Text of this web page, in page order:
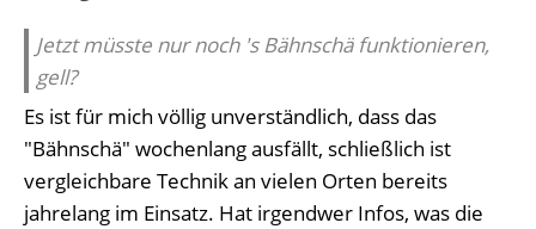
Jetzt müsste nur noch 's Bähnschä funktionieren,
gell?
Es ist für mich völlig unverständlich, dass das
"Bähnschä" wochenlang ausfällt, schließlich ist
vergleichbare Technik an vielen Orten bereits
jahrelang im Einsatz. Hat irgendwer Infos, was die